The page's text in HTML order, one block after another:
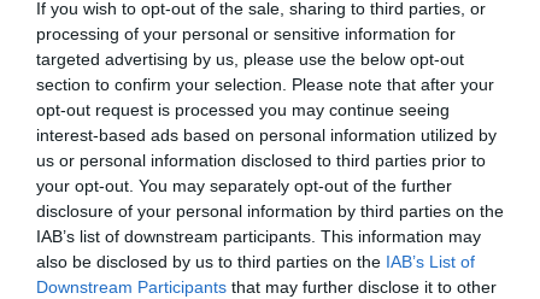
If you wish to opt-out of the sale, sharing to third parties, or
processing of your personal or sensitive information for
targeted advertising by us, please use the below opt-out
section to confirm your selection. Please note that after your
opt-out request is processed you may continue seeing
interest-based ads based on personal information utilized by
us or personal information disclosed to third parties prior to
your opt-out. You may separately opt-out of the further
disclosure of your personal information by third parties on the
IAB’s list of downstream participants. This information may
also be disclosed by us to third parties on the IAB’s List of
Downstream Participants that may further disclose it to other
08.08.2026 | 14:02
«Φώτισε» το Κίεβο μετά από χτύπημα
με υπερηχητικό 3M22 Zircon:
Σοκαρισμένος Ουκρανός κατέγραψε τη
στιγμή (βίντεο)
08.08.2026
Το Πεντάγωνο απομάκρυνε τον
ανώτερο Αμερικανό στρατηγό